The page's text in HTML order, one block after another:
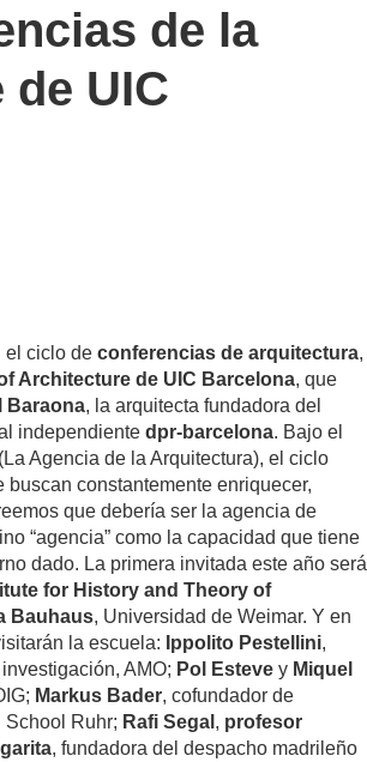
de la
UIC
el ciclo deconferencias de arquitectura,
Architecture de UIC Barcelona, que
Baraona, la arquitecta fundadora del
independientedpr-barcelona. Bajo el
(La Agencia de la Arquitectura), el ciclo
constantemente enriquecer,
que debería ser la agencia de
“agencia” como la capacidad que tiene
dado. La primera invitada este año será
for History and Theory of
Bauhaus, Universidad de Weimar. Y en
la escuela: Ippolito Pestellini,
AMO; Pol Esteve y Miquel
Markus Bader, cofundador de
School Ruhr; Rafi Segal , profesor
, fundadora del despacho madrileño